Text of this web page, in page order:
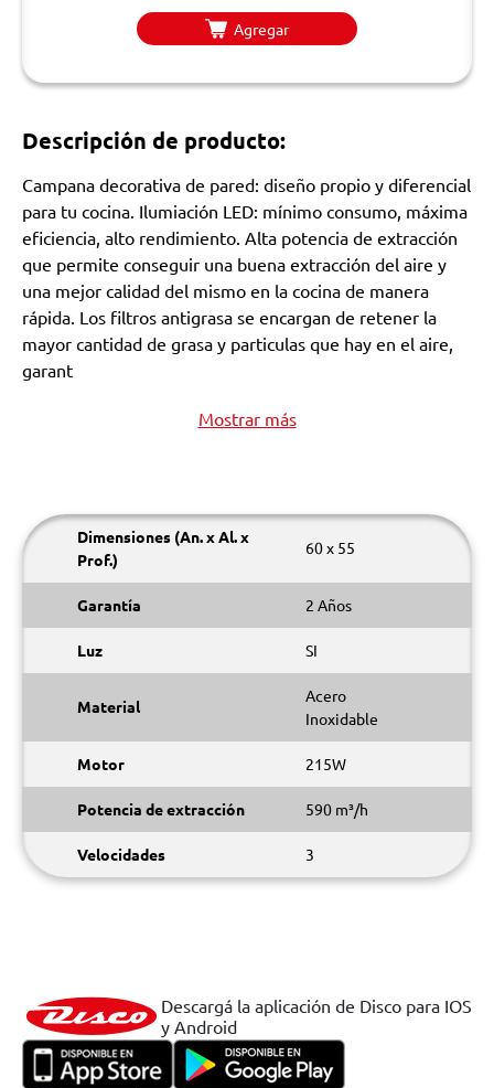
Agregar
Descripción de producto:
Campana decorativa de pared: diseño propio y diferencial
para tu cocina. Ilumiación LED: mínimo consumo, máxima
eficiencia, alto rendimiento. Alta potencia de extracción
que permite conseguir una buena extracción del aire y
una mejor calidad del mismo en la cocina de manera
rápida. Los filtros antigrasa se encargan de retener la
mayor cantidad de grasa y particulas que hay en el aire,
garant
Mostrar más
Dimensiones (An. x Al. x
Prof.)
60 x 55
Garantía 2 Años
Luz SI
Material
Acero
Inoxidable
Motor 215W
Potencia de extracción 590 m³/h
Velocidades 3
Descargá la aplicación de Disco para IOS
y Android